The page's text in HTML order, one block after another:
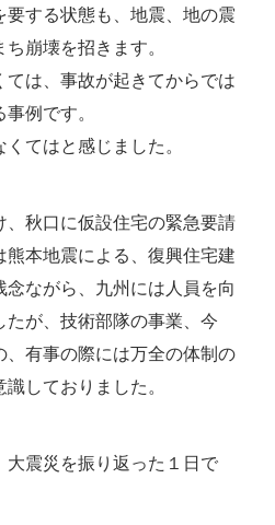
する状態も、地震、地の震
崩壊を招きます。
は、事故が起きてからでは
例です。
てはと感じました。
、秋口に仮設住宅の緊急要請
本地震による、復興住宅建
ながら、九州には人員を向
が、技術部隊の事業、今
有事の際には万全の体制の
しておりました。
震災を振り返った１日で